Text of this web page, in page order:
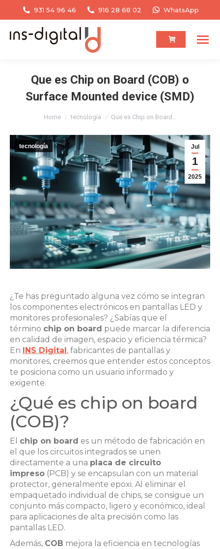
931 54 96 46 916 28 68 02 WhatsApp
Que es Chip on Board (COB) o
Surface Mounted device (SMD)
Home tecnología Que es Chip on Board…
Jul
1
2025
tecnología
¿Te has preguntado alguna vez cómo se integran
los componentes electrónicos en pantallas LED y
monitores profesionales? ¿Sabías que el
término chip on board puede marcar la diferencia
en calidad de imagen, espacio y eficiencia térmica?
En
INS Digital , fabricantes de pantallas y
monitores, creemos que entender estos conceptos
te posiciona como un usuario informado y
exigente.
¿Qué es chip on board
(COB)?
El chip on board es un método de fabricación en
el que los circuitos integrados se unen
directamente a una placa de circuito
impreso (PCB) y se encapsulan con un material
protector, generalmente epoxi. Al eliminar el
empaquetado individual de chips, se consigue un
conjunto más compacto, ligero y económico, ideal
para aplicaciones de alta precisión como las
pantallas LED.
Además, COB mejora la eficiencia en tecnologías